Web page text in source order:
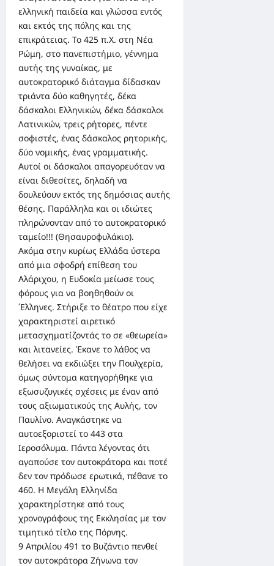
ελληνική παιδεία και γλώσσα εντός
και εκτός της πόλης και της
επικράτειας. Το 425 π.Χ. στη Νέα
Ρώμη, στο πανεπιστήμιο, γέννημα
αυτής της γυναίκας, με
αυτοκρατορικό διάταγμα δίδασκαν
τριάντα δύο καθηγητές, δέκα
δάσκαλοι Ελληνικών, δέκα δάσκαλοι
Λατινικών, τρεις ρήτορες, πέντε
σοφιστές, ένας δάσκαλος ρητορικής,
δύο νομικής, ένας γραμματικής.
Αυτοί οι δάσκαλοι απαγορευόταν να
είναι διθεσίτες, δηλαδή να
δουλεύουν εκτός της δημόσιας αυτής
θέσης. Παράλληλα και οι ιδιώτες
πληρώνονταν από το αυτοκρατορικό
ταμείο!!! (Θησαυροφυλάκιο).
Ακόμα στην κυρίως Ελλάδα ύστερα
από μια σφοδρή επίθεση του
Αλάριχου, η Ευδοκία μείωσε τους
φόρους για να βοηθηθούν οι
΄Ελληνες. Στήριξε το θέατρο που είχε
χαρακτηριστεί αιρετικό
μετασχηματίζοντάς το σε «θεωρεία»
και λιτανείες. Έκανε το λάθος να
θελήσει να εκδιώξει την Πουλχερία,
όμως σύντομα κατηγορήθηκε για
εξωσυζυγικές σχέσεις με έναν από
τους αξιωματικούς της Αυλής, τον
Παυλίνο. Αναγκάστηκε να
αυτοεξοριστεί το 443 στα
Ιεροσόλυμα. Πάντα λέγοντας ότι
αγαπούσε τον αυτοκράτορα και ποτέ
δεν τον πρόδωσε ερωτικά, πέθανε το
460. Η Μεγάλη Ελληνίδα
χαρακτηρίστηκε από τους
χρονογράφους της Εκκλησίας με τον
τιμητικό τίτλο της Πόρνης.
9 Απριλίου 491 το Βυζάντιο πενθεί
τον αυτοκράτορα Ζήνωνα τον